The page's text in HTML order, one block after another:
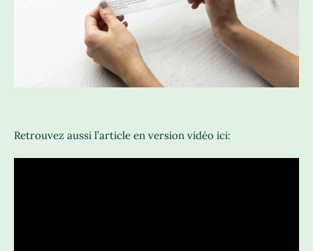
Retrouvez aussi l’article en version vidéo ici: